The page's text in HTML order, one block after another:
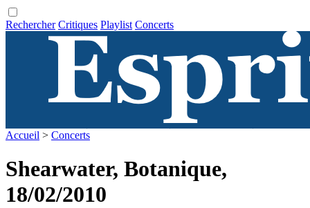
Rechercher Critiques Playlist Concerts
Accueil > Concerts
Shearwater, Botanique,
18/02/2010